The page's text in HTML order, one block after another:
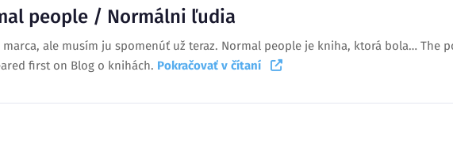
people / Normálni ľudia
ale musím ju spomenúť už teraz. Normal people je kniha, ktorá bola… The
first on Blog o knihách. Pokračovať v čítaní